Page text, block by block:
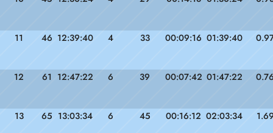
11 46 12:39:40 4 33 00:09:16 01:39:40
12 61 12:47:22 6 39 00:07:42 01:47:22
13 65 13:03:34 6 45 00:16:12 02:03:34